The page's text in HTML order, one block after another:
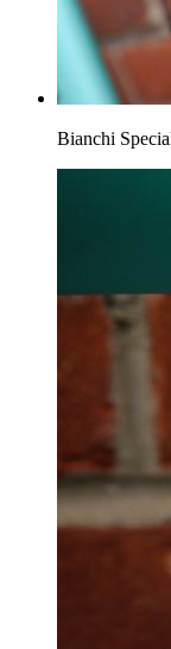
Bianchi